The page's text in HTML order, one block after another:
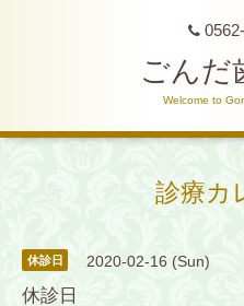
ごんだ
Welcome to
診療カ
休診日 2020-02-16 (Sun)
休診日